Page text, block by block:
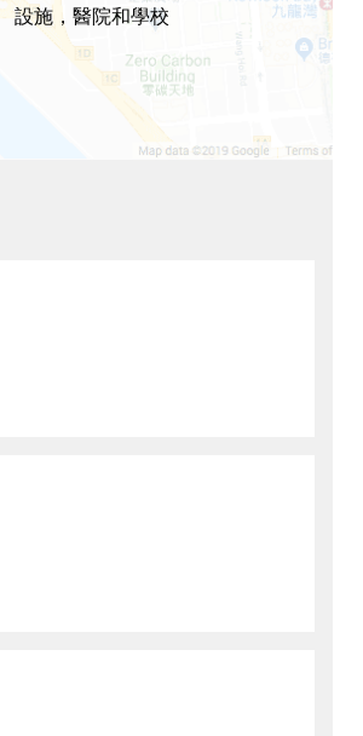
設施，醫院和學校